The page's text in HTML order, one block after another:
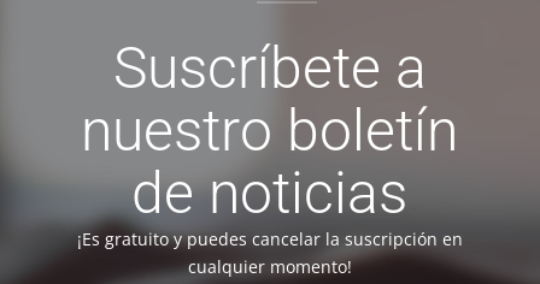
Suscríbete a
nuestro boletín
de noticias
¡Es gratuito y puedes cancelar la suscripción en
cualquier momento!